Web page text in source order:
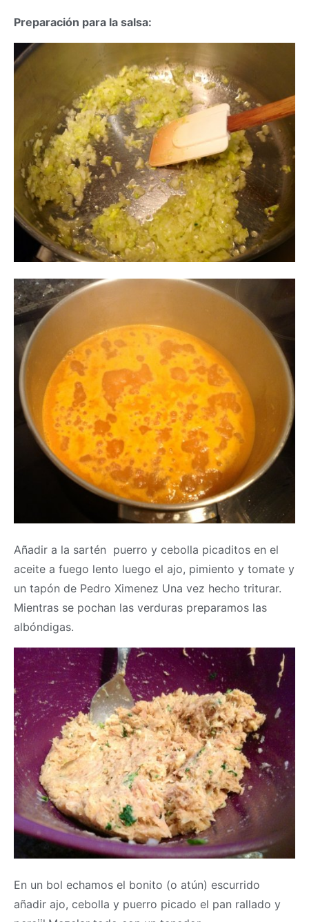
Preparación para la salsa:
Añadir a la sartén puerro y cebolla picaditos en el
aceite a fuego lento luego el ajo, pimiento y tomate y
un tapón de Pedro Ximenez Una vez hecho triturar.
Mientras se pochan las verduras preparamos las
albóndigas.
En un bol echamos el bonito (o atún) escurrido
añadir ajo, cebolla y puerro picado el pan rallado y